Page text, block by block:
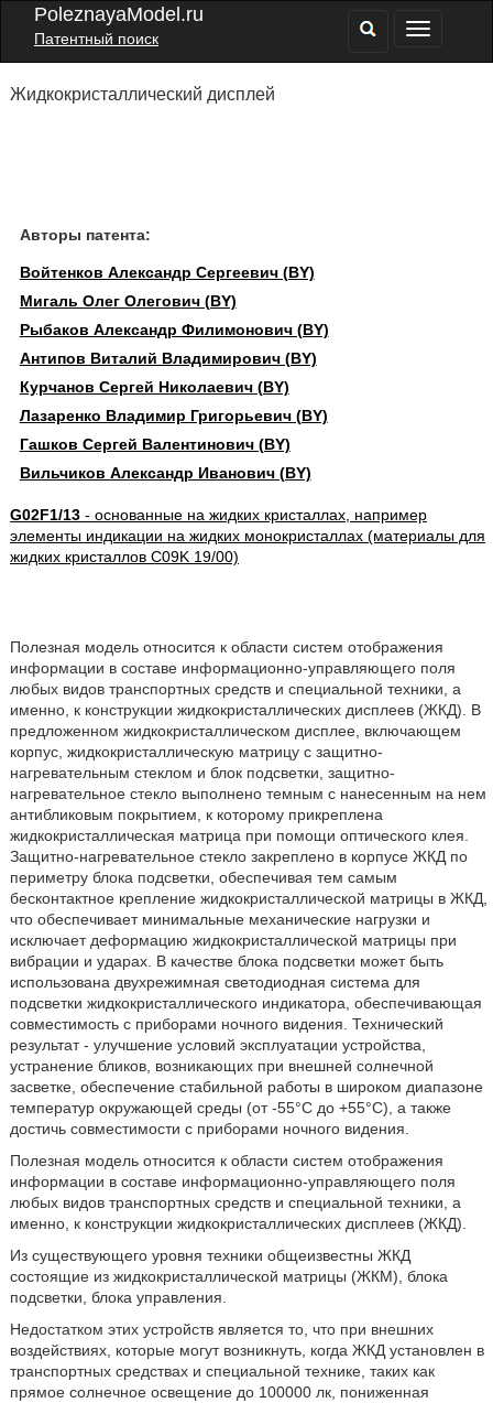
PoleznayaModel.ru
Патентный поиск
Жидкокристаллический дисплей
Авторы патента:
Войтенков Александр Сергеевич (BY)
Мигаль Олег Олегович (BY)
Рыбаков Александр Филимонович (BY)
Антипов Виталий Владимирович (BY)
Курчанов Сергей Николаевич (BY)
Лазаренко Владимир Григорьевич (BY)
Гашков Сергей Валентинович (BY)
Вильчиков Александр Иванович (BY)
G02F1/13- основанные на жидких кристаллах, например
элементы индикации на жидких монокристаллах (материалы для
жидких кристаллов C09K 19/00)
Полезная модель относится к области систем отображения
информации в составе информационно-управляющего поля
любых видов транспортных средств и специальной техники, а
именно, к конструкции жидкокристаллических дисплеев (ЖКД). В
предложенном жидкокристаллическом дисплее, включающем
корпус, жидкокристаллическую матрицу с защитно-
нагревательным стеклом и блок подсветки, защитно-
нагревательное стекло выполнено темным с нанесенным на нем
антибликовым покрытием, к которому прикреплена
жидкокристаллическая матрица при помощи оптического клея.
Защитно-нагревательное стекло закреплено в корпусе ЖКД по
периметру блока подсветки, обеспечивая тем самым
бесконтактное крепление жидкокристаллической матрицы в ЖКД,
что обеспечивает минимальные механические нагрузки и
исключает деформацию жидкокристаллической матрицы при
вибрации и ударах. В качестве блока подсветки может быть
использована двухрежимная светодиодная система для
подсветки жидкокристаллического индикатора, обеспечивающая
совместимость с приборами ночного видения. Технический
результат - улучшение условий эксплуатации устройства,
устранение бликов, возникающих при внешней солнечной
засветке, обеспечение стабильной работы в широком диапазоне
температур окружающей среды (от -55°C до +55°C), а также
достичь совместимости с приборами ночного видения.
Полезная модель относится к области систем отображения
информации в составе информационно-управляющего поля
любых видов транспортных средств и специальной техники, а
именно, к конструкции жидкокристаллических дисплеев (ЖКД).
Из существующего уровня техники общеизвестны ЖКД
состоящие из жидкокристаллической матрицы (ЖКМ), блока
подсветки, блока управления.
Недостатком этих устройств является то, что при внешних
воздействиях, которые могут возникнуть, когда ЖКД установлен в
транспортных средствах и специальной технике, таких как
прямое солнечное освещение до 100000 лк, пониженная